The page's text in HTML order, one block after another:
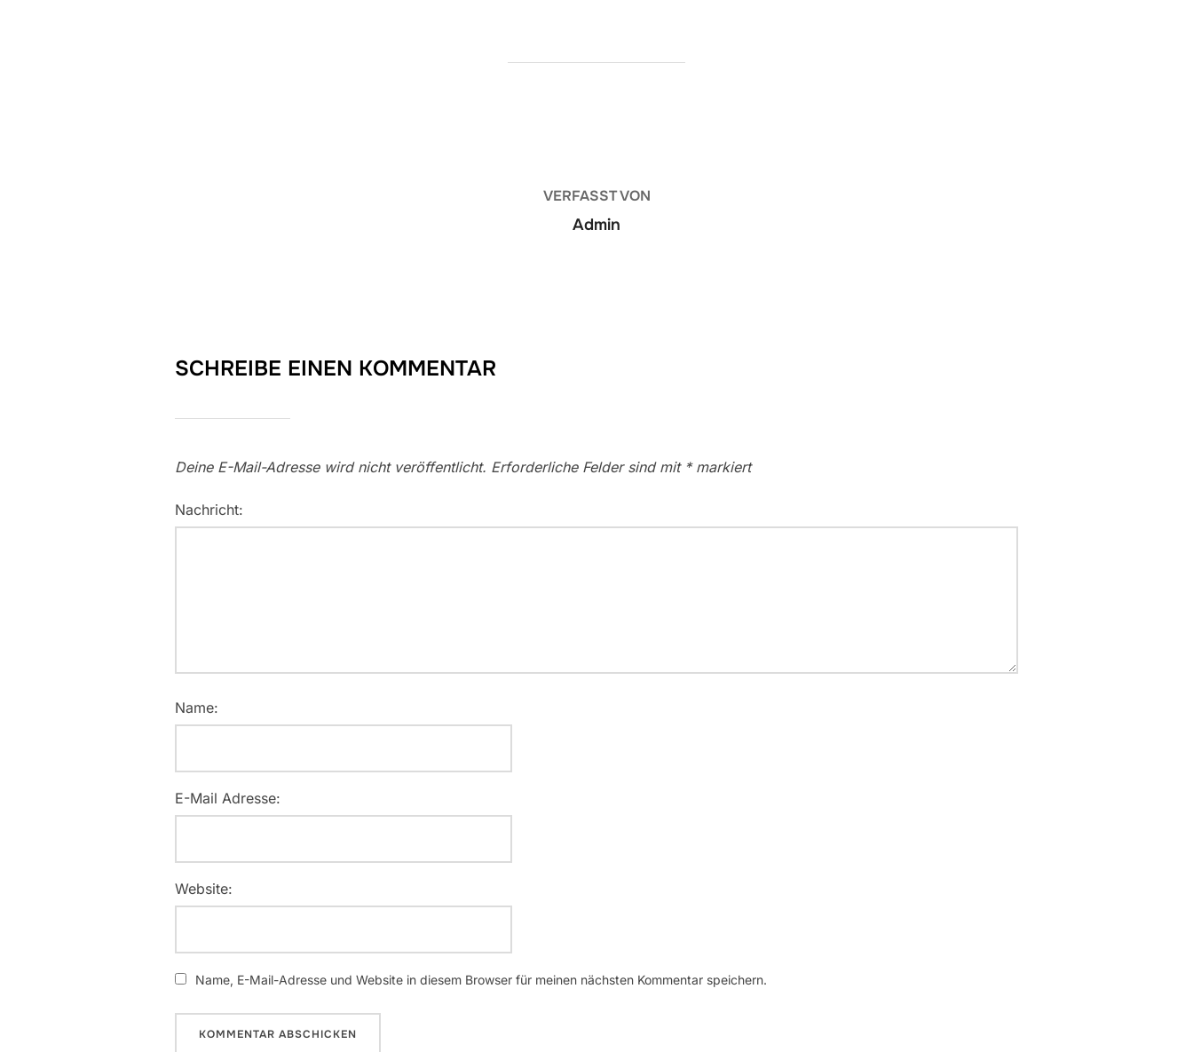
VERFASST VON
Admin
SCHREIBE EINEN KOMMENTAR
Deine E-Mail-Adresse wird nicht veröffentlicht. Erforderliche Felder sind mit *markiert
Nachricht:
Name:
E-Mail Adresse:
Website:
Name, E-Mail-Adresse und Website in diesem Browser für meinen nächsten Kommentar speichern.